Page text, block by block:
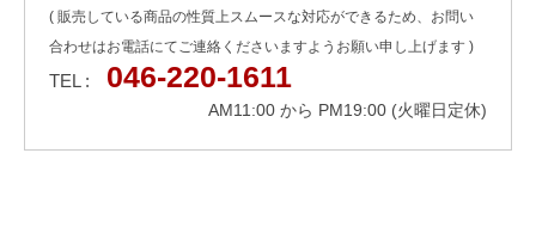
( 販売している商品の性質上スムースな対応ができるため、お問い
合わせはお電話にてご連絡くださいますようお願い申し上げます )
TEL : 046-220-1611
AM11:00 から PM19:00 (火曜日定休)